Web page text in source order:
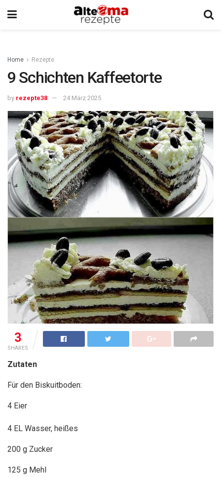
Home Rezepte
9 Schichten Kaffeetorte
by rezepte38 24 März 2025
3
SHARES
Zutaten
Für den Biskuitboden:
4 Eier
4 EL Wasser, heißes
200 g Zucker
125 g Mehl